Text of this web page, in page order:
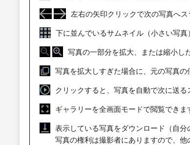
左右の矢印クリックで次の写真へス
下に並んでいるサムネイル（小さい写真
写真の一部分を拡大、または縮小し
写真を拡大しすぎた場合に、元の写真の
クリックすると、写真を自動で次に送
ギャラリーを全画面モードで閲覧でき
表示している写真をダウンロード（自分
写真の権利は撮影者にありますので、他